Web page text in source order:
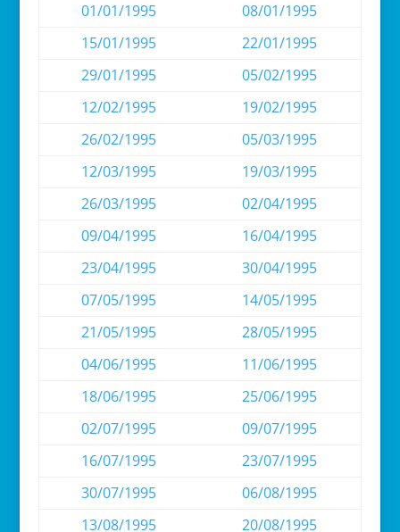
01/01/1995
08/01/1995
15/01/1995
22/01/1995
29/01/1995
05/02/1995
12/02/1995
19/02/1995
26/02/1995
05/03/1995
12/03/1995
19/03/1995
26/03/1995
02/04/1995
09/04/1995
16/04/1995
23/04/1995
30/04/1995
07/05/1995
14/05/1995
21/05/1995
28/05/1995
04/06/1995
11/06/1995
18/06/1995
25/06/1995
02/07/1995
09/07/1995
16/07/1995
23/07/1995
30/07/1995
06/08/1995
13/08/1995
20/08/1995